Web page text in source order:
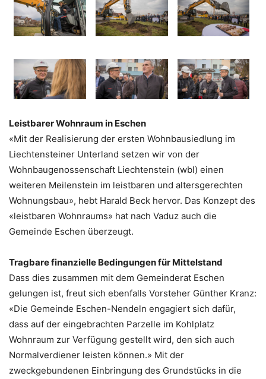
Leistbarer Wohnraum in Eschen
«Mit der Realisierung der ersten Wohnbausiedlung im
Liechtensteiner Unterland setzen wir von der
Wohnbaugenossenschaft Liechtenstein (wbl) einen
weiteren Meilenstein im leistbaren und altersgerechten
Wohnungsbau», hebt Harald Beck hervor. Das Konzept des
«leistbaren Wohnraums» hat nach Vaduz auch die
Gemeinde Eschen überzeugt.
Tragbare finanzielle Bedingungen für Mittelstand
Dass dies zusammen mit dem Gemeinderat Eschen
gelungen ist, freut sich ebenfalls Vorsteher Günther Kranz:
«Die Gemeinde Eschen-Nendeln engagiert sich dafür,
dass auf der eingebrachten Parzelle im Kohlplatz
Wohnraum zur Verfügung gestellt wird, den sich auch
Normalverdiener leisten können.» Mit der
zweckgebundenen Einbringung des Grundstücks in die